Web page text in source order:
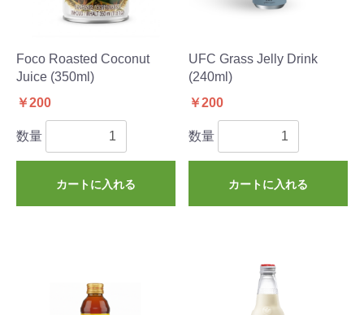
Foco Roasted Coconut
Juice (350ml)
￥200
数量
カートに入れる
UFC Grass Jelly Drink
(240ml)
￥200
数量
カートに入れる